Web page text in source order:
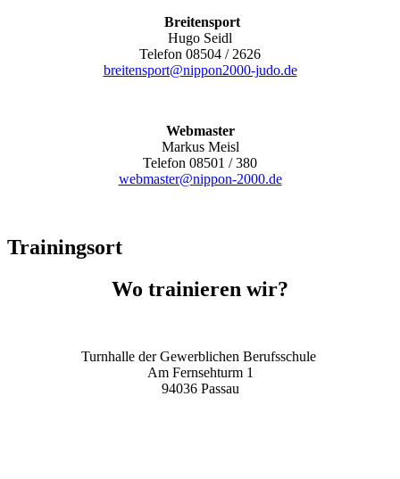
Breitensport
Hugo Seidl
Telefon 08504 / 2626
breitensport@nippon2000-judo.de
Webmaster
Markus Meisl
Telefon 08501 / 380
webmaster@nippon-2000.de
Trainingsort
Wo trainieren wir?
Turnhalle der Gewerblichen Berufsschule
Am Fernsehturm 1
94036 Passau